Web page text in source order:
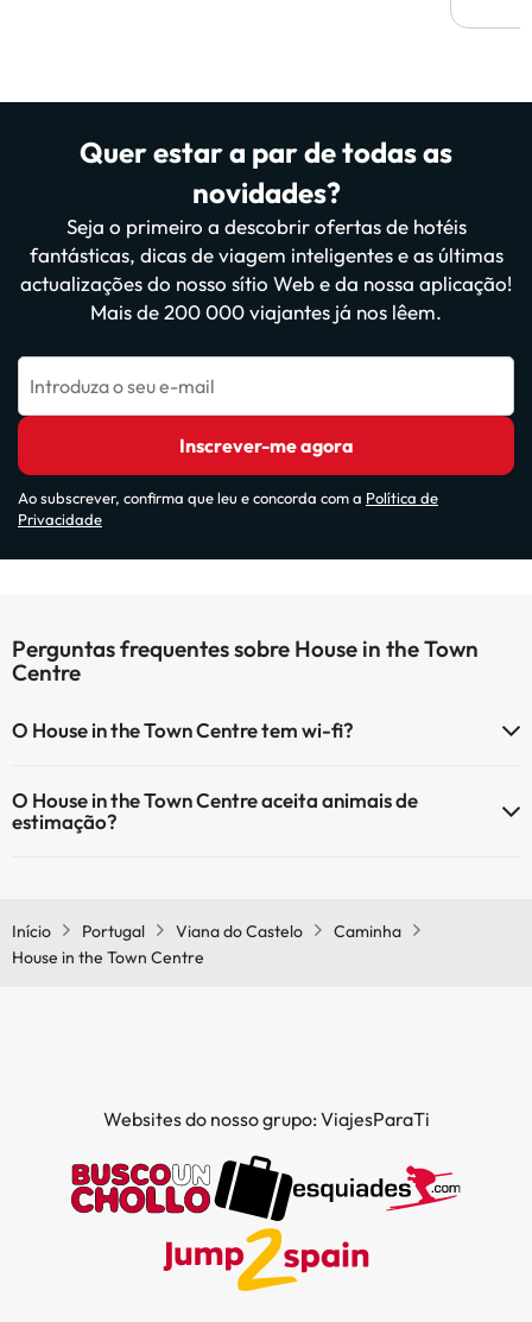
Quer estar a par de todas as
novidades?
Seja o primeiro a descobrir ofertas de hotéis
fantásticas, dicas de viagem inteligentes e as últimas
actualizações do nosso sítio Web e da nossa aplicação!
Mais de 200 000 viajantes já nos lêem.
Introduza o seu e-mail
Inscrever-me agora
Ao subscrever, confirma que leu e concorda com a Política de
Privacidade
Perguntas frequentes sobre House in the Town
Centre
O House in the Town Centre tem wi-fi?
O House in the Town Centre aceita animais de
estimação?
Início Portugal Viana do Castelo
Caminha
House in the Town Centre
Websites do nosso grupo: ViajesParaTi